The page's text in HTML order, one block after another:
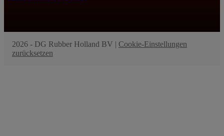
2026 - DG Rubber Holland BV | Cookie-Einstellungen
zurücksetzen